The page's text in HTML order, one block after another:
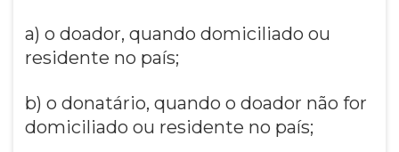
a) o doador, quando domiciliado ou
residente no país;
b) o donatário, quando o doador não for
domiciliado ou residente no país;